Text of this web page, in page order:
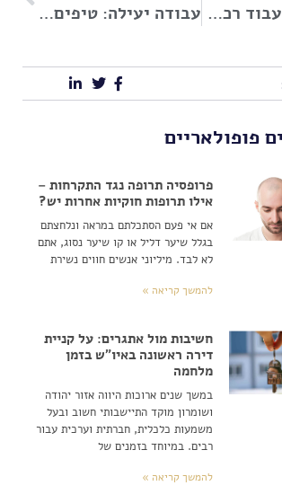
איך עובד שעבוד רכב ומהן ההשלכות? עבודה יעילה: טיפים לשיפור הפרודוקטיביות והביצועים שלכם
פופולאריים
פרופסיה תרופה נגד התקרחות –
אילו תרופות חוקיות אחרות יש?
אם אי פעם הסתכלתם במראה ונלחצתם
בגלל שיער דליל או קו שיער נסוג, אתם
לא לבד. מיליוני אנשים חווים נשירת
להמשך קריאה »
חשיבות מול אתגרים: על קניית
דירה ראשונה באיו"ש בזמן
מלחמה
במשך שנים ארוכות היווה אזור יהודה
ושומרון מוקד התיישבותי חשוב ובעל
משמעות כלכלית, חברתית וערכית עבור
רבים. במיוחד בזמנים של
להמשך קריאה »